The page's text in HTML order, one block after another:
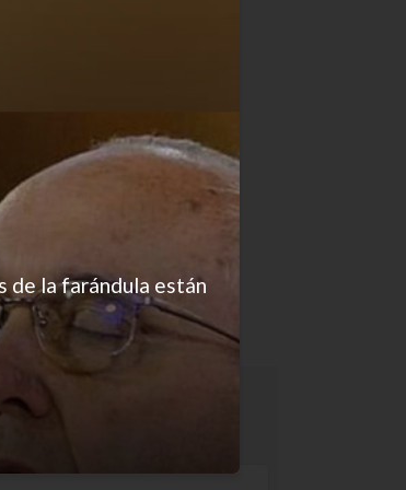
de la farándula están